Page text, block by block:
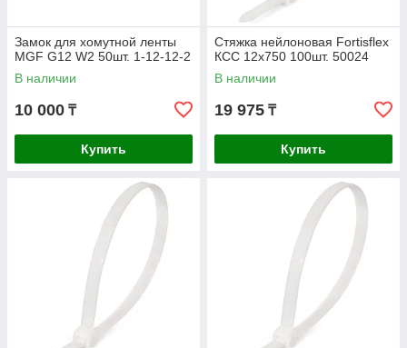
Замок для хомутной ленты
MGF G12 W2 50шт. 1-12-12-2
В наличии
10 000 ₸
Купить
Стяжка нейлоновая Fortisflex
КСС 12х750 100шт. 50024
В наличии
19 975 ₸
Купить